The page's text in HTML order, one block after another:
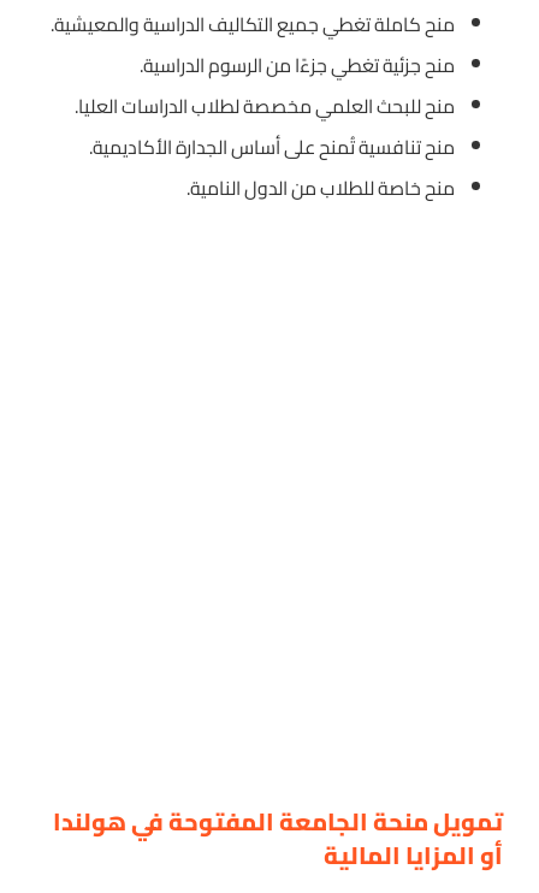
منح كاملة تغطي جميع التكاليف الدراسية والمعيشية.
منح جزئية تغطي جزءًا من الرسوم الدراسية.
منح للبحث العلمي مخصصة لطلاب الدراسات العليا.
منح تنافسية تُمنح على أساس الجدارة الأكاديمية.
منح خاصة للطلاب من الدول النامية.
تمويل منحة الجامعة المفتوحة في هولندا
أو المزايا المالية